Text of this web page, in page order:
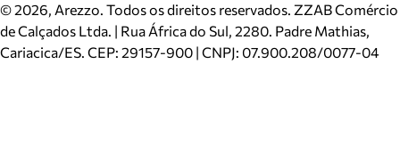
Mundo Arezzo
Trocas e Devoluções
Cartão Presente
Localizador de lojas
Sapatos
Bolsas
Scarpins
©2026, Arezzo. Todos os direitos reservados. ZZAB Comércio
de Calçados Ltda. | Rua África do Sul, 2280. Padre Mathias,
Cariacica/ES. CEP: 29157-900 | CNPJ: 07.900.208/0077-04